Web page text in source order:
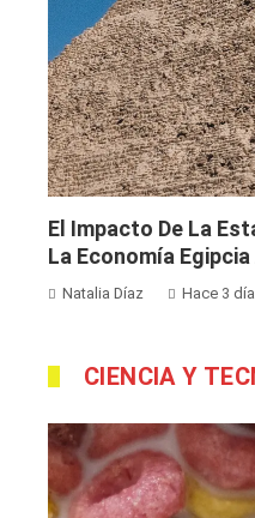
El Impacto De La
La Economía
Natalia Díaz Hace 3
CIENCIA Y